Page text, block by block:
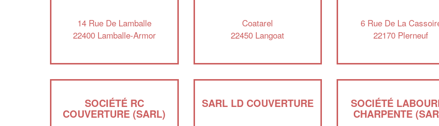
14 Rue De Lamballe
22400 Lamballe-Armor
Coatarel
22450 Langoat
6 Rue De La
22170 Plerneuf
SOCIÉTÉ RC
COUVERTURE (SARL)
SARL LD COUVERTURE SOCIÉTÉ
CHARPENTE